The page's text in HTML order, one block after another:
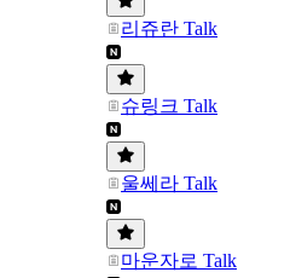
리쥬란 Talk
슈링크 Talk
울쎄라 Talk
마운자로 Talk